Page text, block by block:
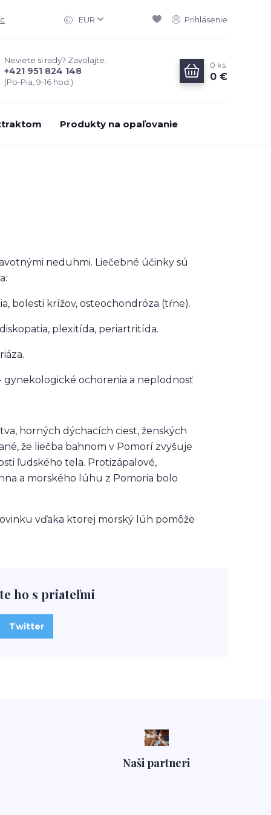
EUR Prihlásenie
Neviete si rady? Zavolajte.
+421 951 824 148
(Po-Pia, 9-16 hod.)
0 ks
0 €
Produkty na opaľovanie
neduhmi. Liečebné účinky sú
bolesti krížov, osteochondróza (tŕne).
plexitída, periartritída.
ochorenia a neplodnosť
horných dýchacích ciest, ženských
že liečba bahnom v Pomorí zvyšuje
ľudského tela. Protizápalové,
a morského lúhu z Pomoria bolo
vďaka ktorej morský lúh pomôže
ho s priateľmi
Twitter
Naši partneri